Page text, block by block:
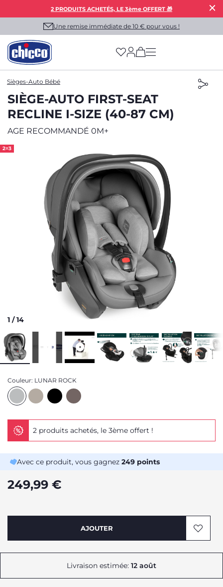
2 PRODUITS ACHETÉS, LE 3ème OFFERT 🎁
Une remise immédiate de 10 € pour vous !
(has more options
Sièges-Auto Bébé
SIÈGE-AUTO FIRST-SEAT
RECLINE I-SIZE (40-87 CM)
AGE RECOMMANDÉ 0M+
2=3
1 /14
Couleur: LUNAR ROCK
2 produits achetés, le 3ème offert !
Avec ce produit, vous gagnez 249 points
249,99 €
AJOUTER
Livraison estimée: 12 août